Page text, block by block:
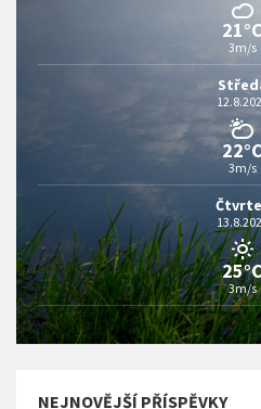
21°C
3m/s
22°C
3m/s
3m/s
NEJNOVĚJŠÍ PŘÍSPĚVKY